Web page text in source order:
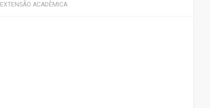
EXTENSÃO ACADÊMICA